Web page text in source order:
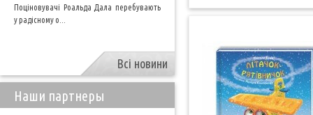
Поціновувачі Роальда Дала перебувають
у радісному о...
Всі новини
Наши партнеры